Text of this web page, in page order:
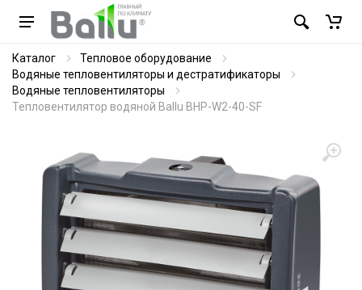
Каталог
Тепловое оборудование
Водяные тепловентиляторы и дестратификаторы
Водяные тепловентиляторы
Тепловентилятор водяной Ballu BHP-W2-40-SF